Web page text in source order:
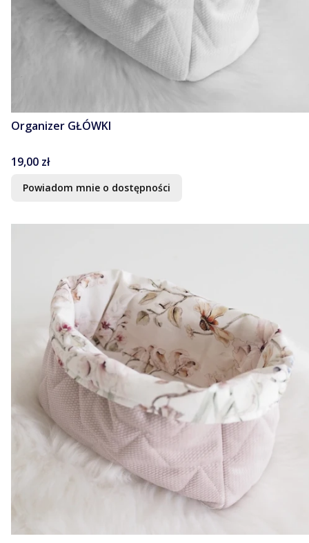
Organizer GŁÓWKI
Cena
19,00 zł
Powiadom mnie o dostępności